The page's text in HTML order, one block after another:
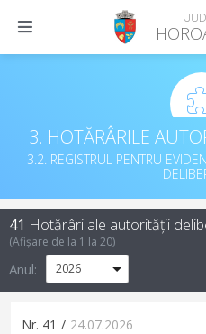
3. HOTĂRÂRILE
3.2. REGISTRUL PENTRU
41 Hotărâri ale autorității
(Afișare de la 1 la 20)
Anul:
Nr. 41 / 24.07.2026